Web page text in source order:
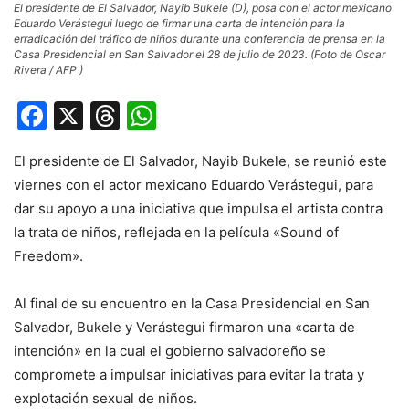
El presidente de El Salvador, Nayib Bukele (D), posa con el actor mexicano
Eduardo Verástegui luego de firmar una carta de intención para la
erradicación del tráfico de niños durante una conferencia de prensa en la
Casa Presidencial en San Salvador el 28 de julio de 2023. (Foto de Oscar
Rivera / AFP )
Facebook
X Threads
El presidente de El Salvador, Nayib Bukele, se reunió este
viernes con el actor mexicano Eduardo Verástegui, para
dar su apoyo a una iniciativa que impulsa el artista contra
la trata de niños, reflejada en la película «Sound of
Freedom».
Al final de su encuentro en la Casa Presidencial en San
Salvador, Bukele y Verástegui firmaron una «carta de
intención» en la cual el gobierno salvadoreño se
compromete a impulsar iniciativas para evitar la trata y
explotación sexual de niños.